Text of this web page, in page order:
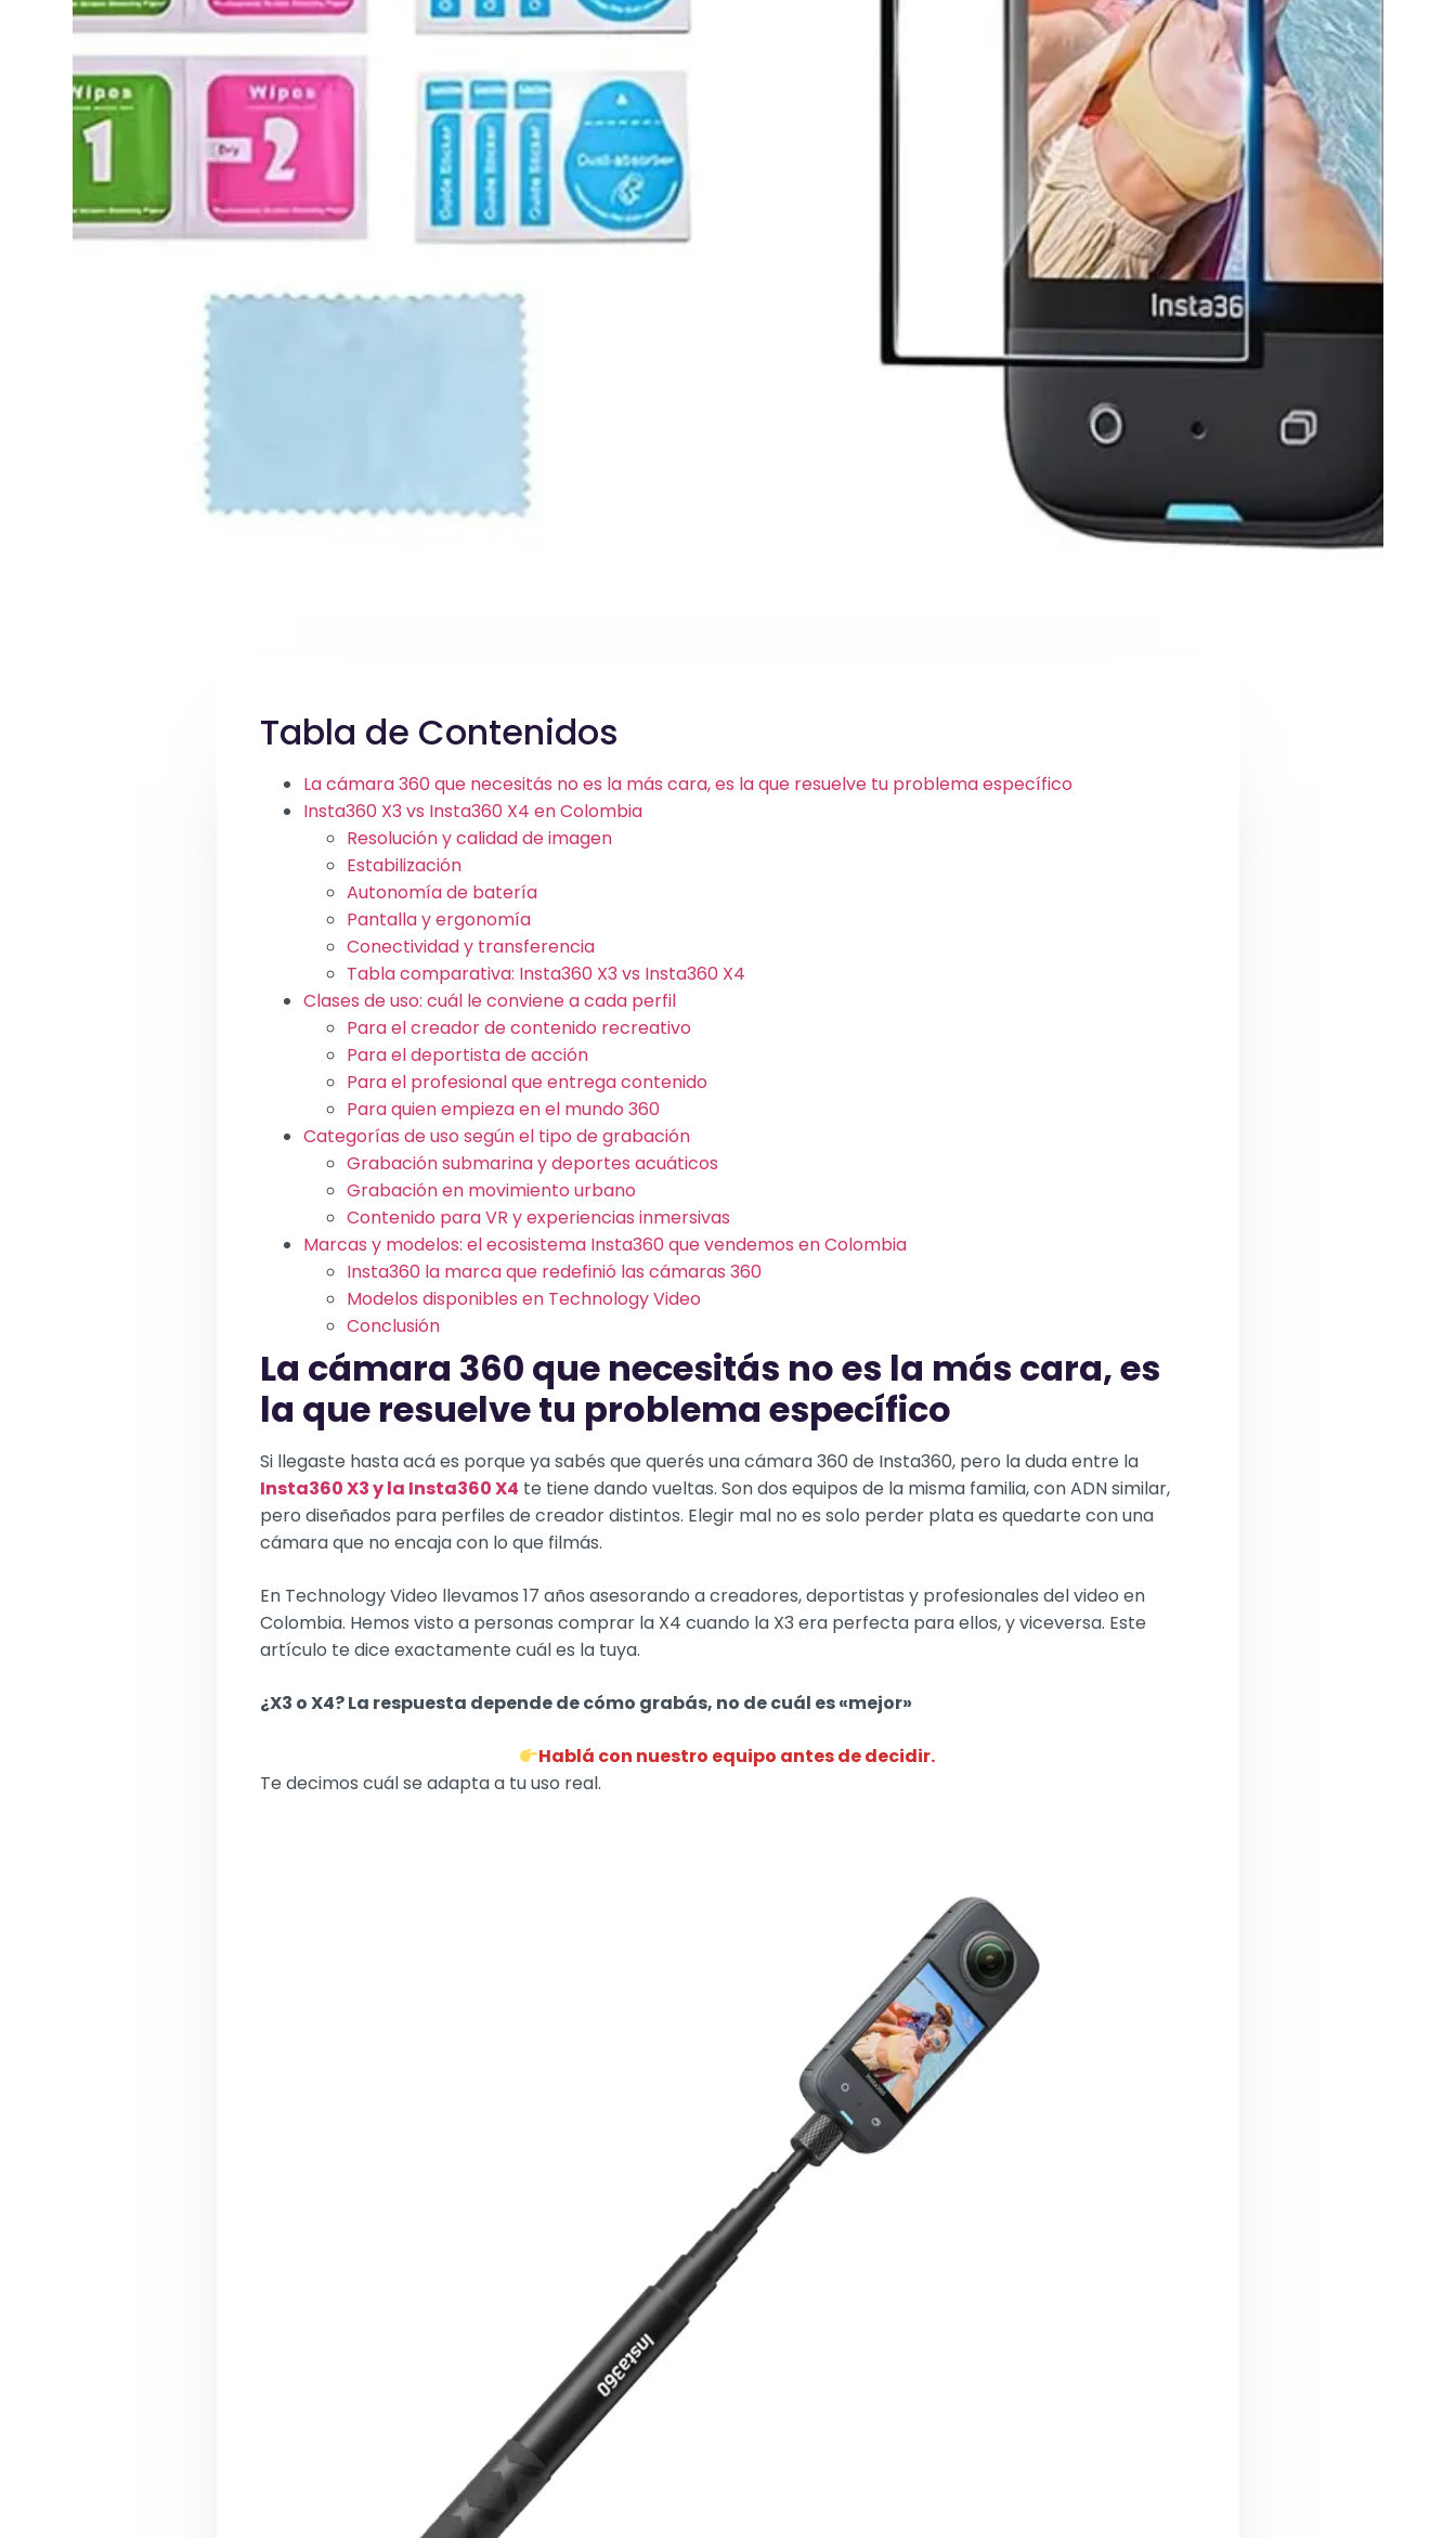
Tabla de Contenidos
La cámara 360 que necesitás no es la más cara, es la que resuelve tu problema específico
Insta360 X3 vs Insta360 X4 en Colombia
Resolución y calidad de imagen
Estabilización
Autonomía de batería
Pantalla y ergonomía
Conectividad y transferencia
Tabla comparativa: Insta360 X3 vs Insta360 X4
Clases de uso: cuál le conviene a cada perfil
Para el creador de contenido recreativo
Para el deportista de acción
Para el profesional que entrega contenido
Para quien empieza en el mundo 360
Categorías de uso según el tipo de grabación
Grabación submarina y deportes acuáticos
Grabación en movimiento urbano
Contenido para VR y experiencias inmersivas
Marcas y modelos: el ecosistema Insta360 que vendemos en Colombia
Insta360 la marca que redefinió las cámaras 360
Modelos disponibles en Technology Video
Conclusión
La cámara 360 que necesitás no es la más cara, es
la que resuelve tu problema específico
Si llegaste hasta acá es porque ya sabés que querés una cámara 360 de Insta360, pero la duda entre la
Insta360 X3 y la Insta360 X4 te tiene dando vueltas. Son dos equipos de la misma familia, con ADN similar,
pero diseñados para perfiles de creador distintos. Elegir mal no es solo perder plata es quedarte con una
cámara que no encaja con lo que filmás.
En Technology Video llevamos 17 años asesorando a creadores, deportistas y profesionales del video en
Colombia. Hemos visto a personas comprar la X4 cuando la X3 era perfecta para ellos, y viceversa. Este
artículo te dice exactamente cuál es la tuya.
¿X3 o X4? La respuesta depende de cómo grabás, no de cuál es «mejor»
Hablá con nuestro equipo antes de decidir.
Te decimos cuál se adapta a tu uso real.